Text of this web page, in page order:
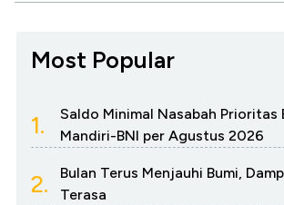
Most Popular
1.
Saldo Minimal Nasabah Prioritas
Mandiri-BNI per Agustus 2026
2.
Bulan Terus Menjauhi Bumi,
Terasa